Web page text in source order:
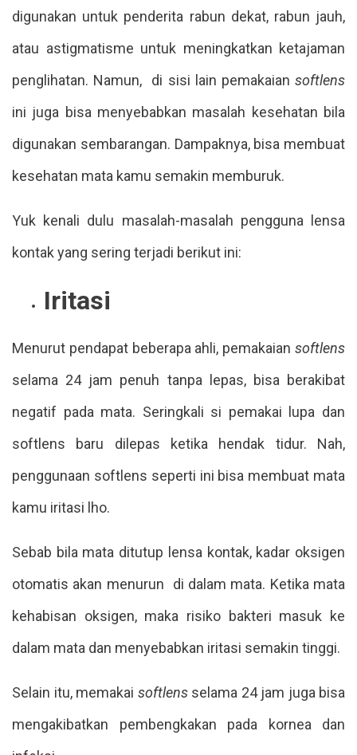
digunakan untuk penderita rabun dekat, rabun jauh,
atau astigmatisme untuk meningkatkan ketajaman
penglihatan. Namun, di sisi lain pemakaiansoftlens
ini juga bisa menyebabkan masalah kesehatan bila
digunakan sembarangan. Dampaknya, bisa membuat
kesehatan mata kamu semakin memburuk.
Yuk kenali dulu masalah-masalah pengguna lensa
kontak yang sering terjadi berikut ini:
Iritasi
Menurut pendapat beberapa ahli, pemakaian softlens
selama 24 jam penuh tanpa lepas, bisa berakibat
negatif pada mata. Seringkali si pemakai lupa dan
softlens baru dilepas ketika hendak tidur. Nah,
penggunaan softlens seperti ini bisa membuat mata
kamu iritasi lho.
Sebab bila mata ditutup lensa kontak, kadar oksigen
otomatis akan menurun di dalam mata. Ketika mata
kehabisan oksigen, maka risiko bakteri masuk ke
dalam mata dan menyebabkan iritasi semakin tinggi.
Selain itu, memakai softlens selama 24 jam juga bisa
mengakibatkan pembengkakan pada kornea dan